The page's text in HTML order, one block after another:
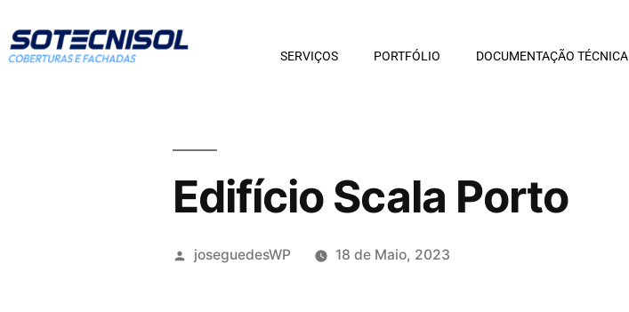
SERVIÇOS PORTFÓLIO DOCUMENTAÇÃO TÉCNICA
Edifício Scala Porto
joseguedesWP 18 de Maio, 2023